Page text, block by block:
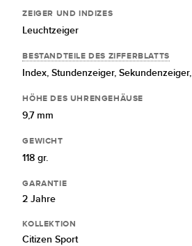
ZEIGER UND INDIZES
Leuchtzeiger
BESTANDTEILE DES ZIFFERBLATTS
Index,Stundenzeiger,Sekundenzeiger,
HÖHE DES UHRENGEHÄUSE
9,7 mm
GEWICHT
118 gr.
GARANTIE
2 Jahre
KOLLEKTION
Citizen Sport